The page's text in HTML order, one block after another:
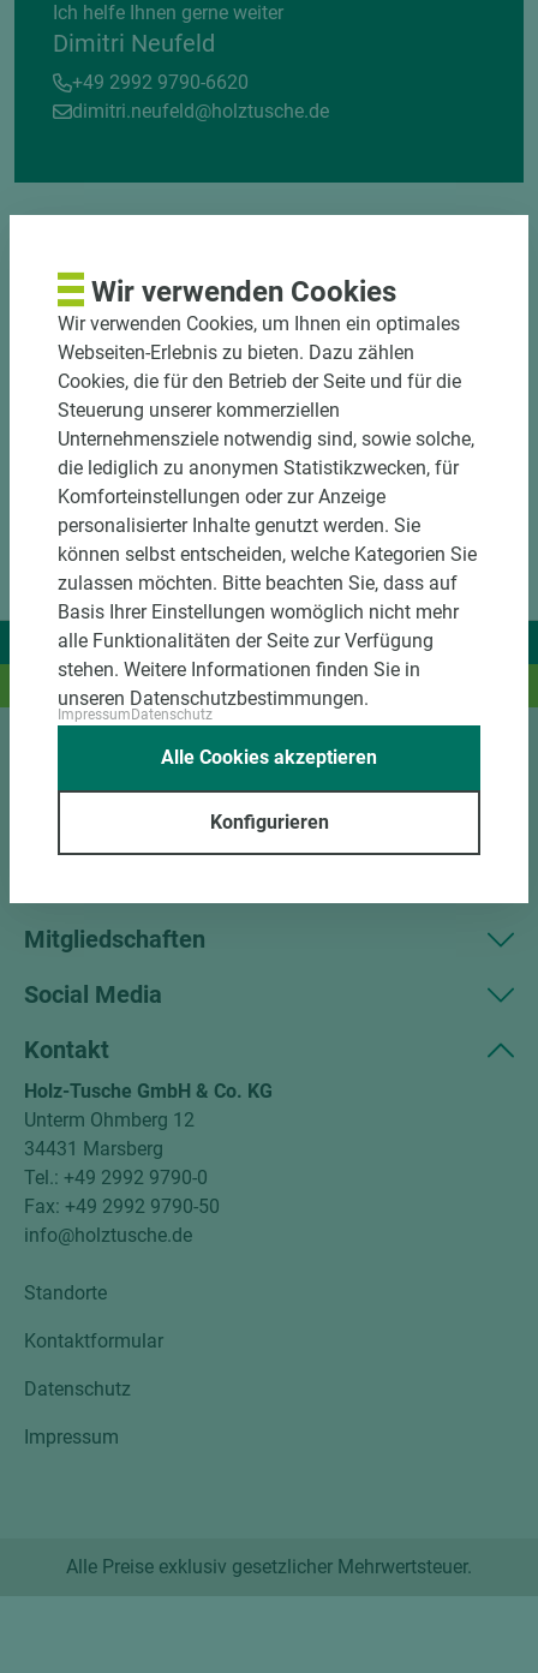
Ich helfe Ihnen gerne weiter
Dimitri Neufeld
+49 2992 9790-6620
dimitri.neufeld@holztusche.de
DOWNLOADS
Wir liefern Ideen.
Und das passende Holz dazu.
Mitgliedschaften
Social Media
Kontakt
Holz-Tusche GmbH & Co. KG
Unterm Ohmberg 12
34431 Marsberg
Tel.: +49 2992 9790-0
Fax: +49 2992 9790-50
info@holztusche.de
Standorte
Kontaktformular
Datenschutz
Impressum
Alle Preise exklusiv gesetzlicher Mehrwertsteuer.
Wir verwenden Cookies
Wir verwenden Cookies, um Ihnen ein optimales
Webseiten-Erlebnis zu bieten. Dazu zählen
Cookies, die für den Betrieb der Seite und für die
Steuerung unserer kommerziellen
Unternehmensziele notwendig sind, sowie solche,
die lediglich zu anonymen Statistikzwecken, für
Komforteinstellungen oder zur Anzeige
personalisierter Inhalte genutzt werden. Sie
können selbst entscheiden, welche Kategorien Sie
zulassen möchten. Bitte beachten Sie, dass auf
Basis Ihrer Einstellungen womöglich nicht mehr
alle Funktionalitäten der Seite zur Verfügung
stehen. Weitere Informationen finden Sie in
unseren Datenschutzbestimmungen.
ImpressumDatenschutz
Konfigurieren
Alle Cookies akzeptieren